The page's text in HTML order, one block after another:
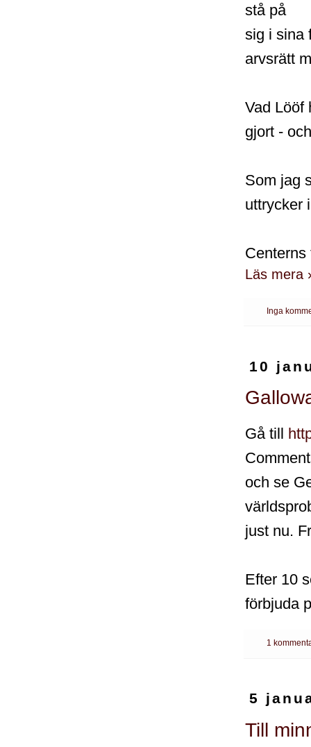
stå på
sig i sina
arvsrätt
Vad Lööf
gjort -
Som jag
uttrycker
Centerns
Läs mera
Inga
10
Gå till
och se
just nu.
Efter 10
förbjuda
1
5
Till